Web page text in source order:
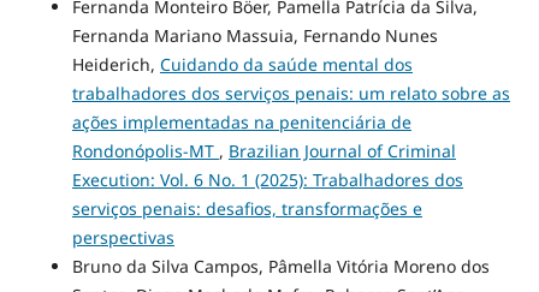
Fernanda Monteiro Böer, Pamella Patrícia da Silva,
Fernanda Mariano Massuia, Fernando Nunes
Heiderich, Cuidando da saúde mental dos
trabalhadores dos serviços penais: um relato sobre as
ações implementadas na penitenciária de
Rondonópolis-MT , Brazilian Journal of Criminal
Execution: Vol. 6 No. 1 (2025): Trabalhadores dos
serviços penais: desafios, transformações e
perspectivas
Bruno da Silva Campos, Pâmella Vitória Moreno dos